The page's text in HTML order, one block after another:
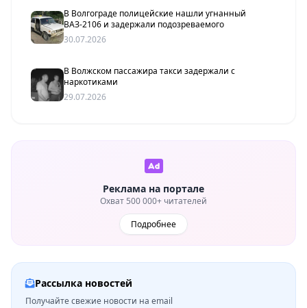
В Волгограде полицейские нашли угнанный
ВАЗ-2106 и задержали подозреваемого
30.07.2026
В Волжском пассажира такси задержали с
наркотиками
29.07.2026
Реклама на портале
Охват 500 000+ читателей
Подробнее
Рассылка новостей
Получайте свежие новости на email